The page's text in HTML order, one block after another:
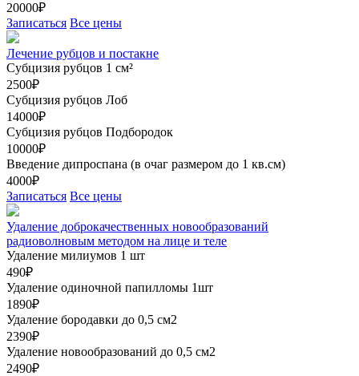
20000₽
Записаться Все цены
Лечение рубцов и постакне
Субцизия рубцов 1 см²
2500₽
Субцизия рубцов Лоб
14000₽
Субцизия рубцов Подбородок
10000₽
Введение дипроспана (в очаг размером до 1 кв.см)
4000₽
Записаться Все цены
Удаление доброкачественных новообразований
радиоволновым методом на лице и теле
Удаление милиумов 1 шт
490₽
Удаление одиночной папилломы 1шт
1890₽
Удаление бородавки до 0,5 см2
2390₽
Удаление новообразований до 0,5 см2
2490₽